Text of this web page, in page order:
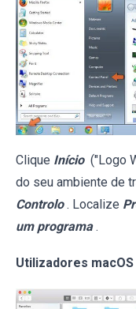
Clique Início ("Logo
do seu ambiente de
Controlo . Localize
um programa .
Utilizadores macOS